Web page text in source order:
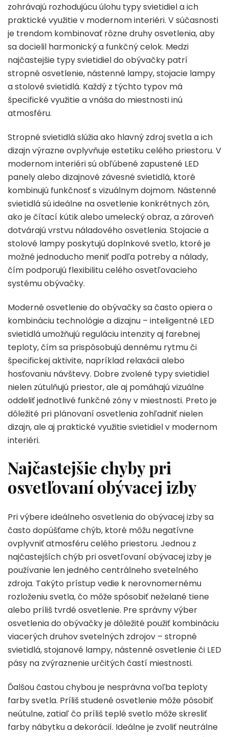
zohrávajú rozhodujúcu úlohu typy svietidiel a ich
praktické využitie v modernom interiéri. V súčasnosti
je trendom kombinovať rôzne druhy osvetlenia, aby
sa docielil harmonický a funkčný celok. Medzi
najčastejšie typy svietidiel do obývačky patrí
stropné osvetlenie, nástenné lampy, stojacie lampy
a stolové svietidlá. Každý z týchto typov má
špecifické využitie a vnáša do miestnosti inú
atmosféru.
Stropné svietidlá slúžia ako hlavný zdroj svetla a ich
dizajn výrazne ovplyvňuje estetiku celého priestoru. V
modernom interiéri sú obľúbené zapustené LED
panely alebo dizajnové závesné svietidlá, ktoré
kombinujú funkčnosť s vizuálnym dojmom. Nástenné
svietidlá sú ideálne na osvetlenie konkrétnych zón,
ako je čítací kútik alebo umelecký obraz, a zároveň
dotvárajú vrstvu náladového osvetlenia. Stojacie a
stolové lampy poskytujú doplnkové svetlo, ktoré je
možné jednoducho meniť podľa potreby a nálady,
čím podporujú flexibilitu celého osvetľovacieho
systému obývačky.
Moderné osvetlenie do obývačky sa často opiera o
kombináciu technológie a dizajnu – inteligentné LED
svietidlá umožňujú reguláciu intenzity aj farebnej
teploty, čím sa prispôsobujú dennému rytmu či
špecifickej aktivite, napríklad relaxácii alebo
hosťovaniu návštevy. Dobre zvolené typy svietidiel
nielen zútulňujú priestor, ale aj pomáhajú vizuálne
oddeliť jednotlivé funkčné zóny v miestnosti. Preto je
dôležité pri plánovaní osvetlenia zohľadniť nielen
dizajn, ale aj praktické využitie svietidiel v modernom
interiéri.
Najčastejšie chyby pri
osvetľovaní obývacej izby
Pri výbere ideálneho osvetlenia do obývacej izby sa
často dopúšťame chýb, ktoré môžu negatívne
ovplyvniť atmosféru celého priestoru. Jednou z
najčastejších chýb pri osvetľovaní obývacej izby je
používanie len jedného centrálneho svetelného
zdroja. Takýto prístup vedie k nerovnomernému
rozloženiu svetla, čo môže spôsobiť neželané tiene
alebo príliš tvrdé osvetlenie. Pre správny výber
osvetlenia do obývačky je dôležité použiť kombináciu
viacerých druhov svetelných zdrojov – stropné
svietidlá, stojanové lampy, nástenné osvetlenie či LED
pásy na zvýraznenie určitých častí miestnosti.
Ďalšou častou chybou je nesprávna voľba teploty
farby svetla. Príliš studené osvetlenie môže pôsobiť
neútulne, zatiaľ čo príliš teplé svetlo môže skresliť
farby nábytku a dekorácií. Ideálne je zvoliť neutrálne